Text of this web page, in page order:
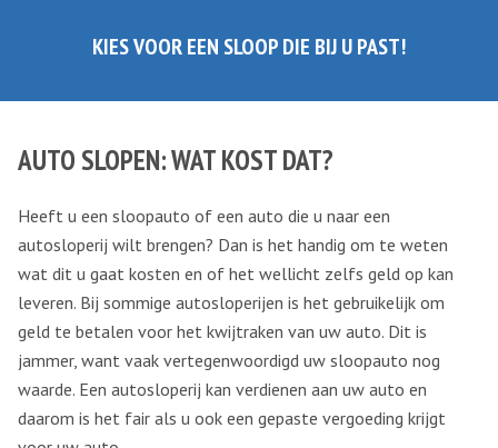
KIES VOOR EEN SLOOP DIE BIJ U PAST!
AUTO SLOPEN: WAT KOST DAT?
Heeft u een sloopauto of een auto die u naar een
autosloperij wilt brengen? Dan is het handig om te weten
wat dit u gaat kosten en of het wellicht zelfs geld op kan
leveren. Bij sommige autosloperijen is het gebruikelijk om
geld te betalen voor het kwijtraken van uw auto. Dit is
jammer, want vaak vertegenwoordigd uw sloopauto nog
waarde. Een autosloperij kan verdienen aan uw auto en
daarom is het fair als u ook een gepaste vergoeding krijgt